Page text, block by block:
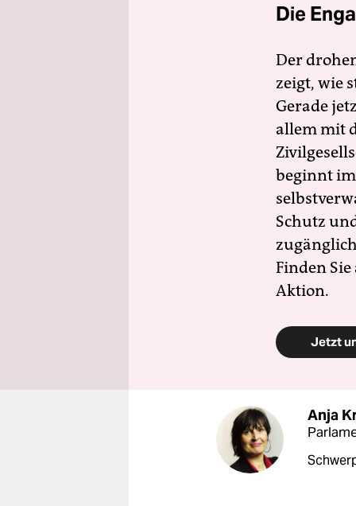
Die
Der
zeigt, wie
Gerade
allem mit
beginnt
Schutz
Finden
Aktion.
Jetzt
Anja